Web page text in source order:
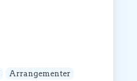
Arrangementer